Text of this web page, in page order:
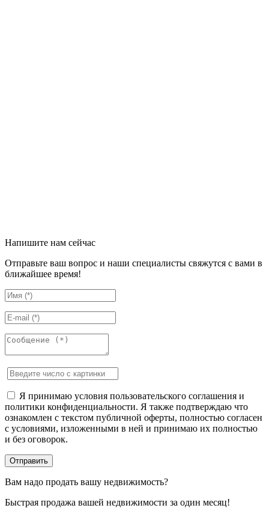
Напишите нам сейчас
Отправьте ваш вопрос и наши специалисты свяжутся с вами в
ближайшее время!
Я принимаю условия пользовательского соглашения и
политики конфиденциальности. Я также подтверждаю что
ознакомлен с текстом публичной оферты, полностью согласен
с условиями, изложенными в ней и принимаю их полностью
и без оговорок.
Вам надо продать вашу недвижимость?
Быстрая продажа вашей недвижимости за один месяц!